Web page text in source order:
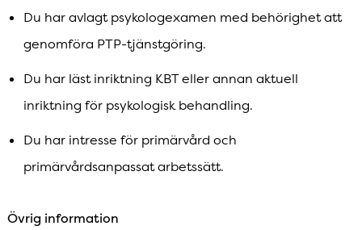
Du har avlagt psykologexamen med behörighet att
genomföra PTP-tjänstgöring.
Du har läst inriktning KBT eller annan aktuell
inriktning för psykologisk behandling.
Du har intresse för primärvård och
primärvårdsanpassat arbetssätt.
Övrig information